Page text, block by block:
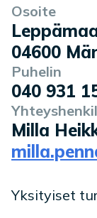
Yrityksen
Osoite
04600
Puhelin
040 931
Milla
Yksityiset